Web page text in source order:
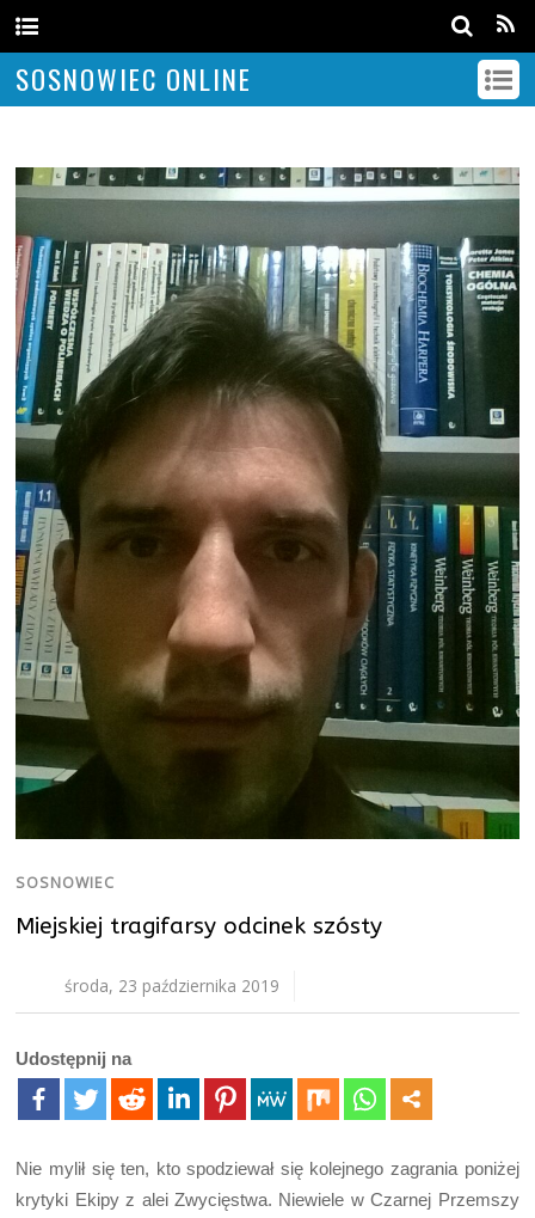
SOSNOWIEC ONLINE
SOSNOWIEC
Miejskiej tragifarsy odcinek szósty
środa, 23 października 2019
Udostępnij na
Nie mylił się ten, kto spodziewał się kolejnego zagrania poniżej
krytyki Ekipy z alei Zwycięstwa. Niewiele w Czarnej Przemszy